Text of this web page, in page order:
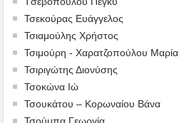
Τσεκούρας Ευάγγελος
Τσιαμούλης Χρήστος
Τσιμούρη - Χαρατζοπούλου Μαρία
Τσιριγώτης Διονύσης
Τσοκώνα Ιώ
Τσουκάτου – Κορωναίου Βάνα
Τσούμπα Γεωργία